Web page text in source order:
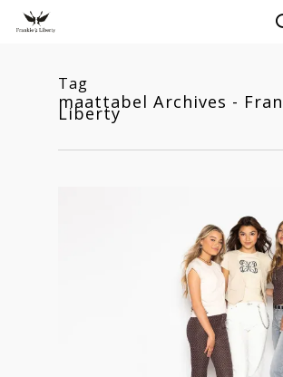
Hit enter to search or ESC to close
Tag
maattabel Archives -
Liberty